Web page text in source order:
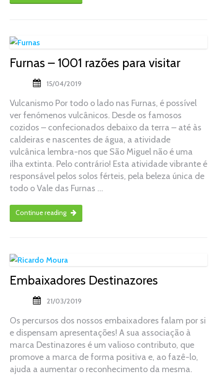
Furnas – 1001 razões para visitar
15/04/2019
Vulcanismo Por todo o lado nas Furnas, é possível
ver fenómenos vulcânicos. Desde os famosos
cozidos – confecionados debaixo da terra – até às
caldeiras e nascentes de água, a atividade
vulcânica lembra-nos que São Miguel não é uma
ilha extinta. Pelo contrário! Esta atividade vibrante é
responsável pelos solos férteis, pela beleza única de
todo o Vale das Furnas …
Continue reading
Embaixadores Destinazores
21/03/2019
Os percursos dos nossos embaixadores falam por si
e dispensam apresentações! A sua associação à
marca Destinazores é um valioso contributo, que
promove a marca de forma positiva e, ao fazê-lo,
ajuda a aumentar o reconhecimento da mesma.